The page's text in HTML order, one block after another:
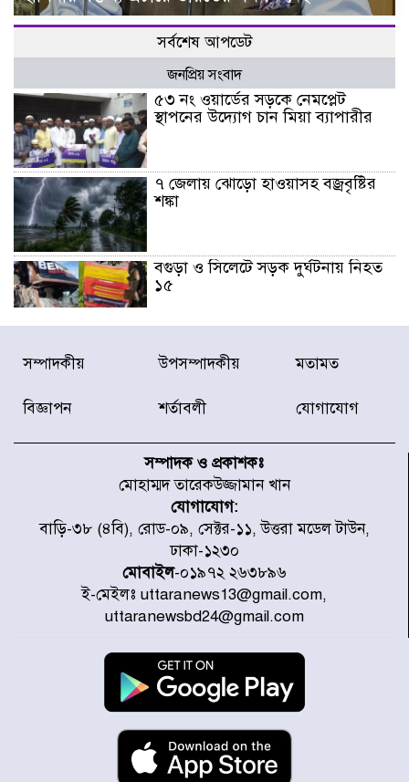
সর্বশেষ আপডেট
জনপ্রিয় সংবাদ
৫৩ নং ওয়ার্ডের সড়কে নেমপ্লেট
স্থাপনের উদ্যোগ চান মিয়া ব্যাপারীর
৭ জেলায় ঝোড়ো হাওয়াসহ বজ্রবৃষ্টির
শঙ্কা
বগুড়া ও সিলেটে সড়ক দুর্ঘটনায় নিহত
১৫
জুলাইয়ে দেশজুড়ে ৪৫৮টি সড়ক
দুর্ঘটনায় ৪১৬ জন নিহত হয়েছেন
ফিরিয়ে প্রশংসায় ভাসছেন খিলক্ষেত
থানার ওসি
আজ থেকে উন্মুক্ত ‘জুলাই গণঅভ্যুত্থান
স্মৃতি জাদুঘর
রাজধানীর উত্তরা আঞ্চলিক পাসপোর্ট
অফিসের সামনে দালাল চক্রের ১৩ জন
করেছে র‌্যাব-১
হরমুজ প্রণালি নিয়ে ওমানের সঙ্গে চুক্তি
চূড়ান্ত পর্যায়ে : ইরান
প্রত্যেক অপরাধীর বিচার এ দেশেই
সম্পাদকীয় উপসম্পাদকীয় মতামত
বিজ্ঞাপন শর্তাবলী যোগাযোগ
সম্পাদক ও প্রকাশকঃ
মোহাম্মদ তারেকউজ্জামান খান
যোগাযোগ:
বাড়ি-৩৮ (৪বি), রোড-০৯, সেক্টর-১১, উত্তরা মডেল টাউন,
ঢাকা-১২৩০
মোবাইল-০১৯৭২ ২৬৩৮৯৬
ই-মেইলঃ uttaranews13@gmail.com,
uttaranewsbd24@gmail.com